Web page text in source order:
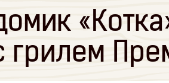
грилем